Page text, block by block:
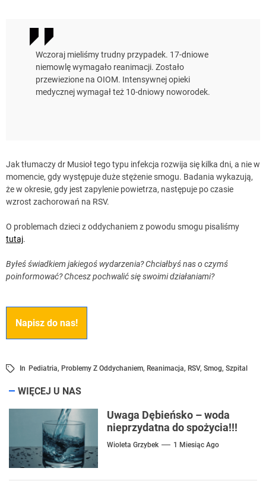
Wczoraj mieliśmy trudny przypadek. 17-dniowe
niemowlę wymagało reanimacji. Zostało
przewiezione na OIOM. Intensywnej opieki
medycznej wymagał też 10-dniowy noworodek.
Jak tłumaczy dr Musioł tego typu infekcja rozwija się kilka dni, a nie w
momencie, gdy występuje duże stężenie smogu. Badania wykazują,
że w okresie, gdy jest zapylenie powietrza, następuje po czasie
wzrost zachorowań na RSV.
O problemach dzieci z oddychaniem z powodu smogu pisaliśmy
tutaj.
Byłeś świadkiem jakiegoś wydarzenia? Chciałbyś nas o czymś
poinformować? Chcesz pochwalić się swoimi działaniami?
Napisz do nas!
In Pediatria, Problemy Z Oddychaniem, Reanimacja, RSV, Smog, Szpital
WIĘCEJ U NAS
Uwaga Dębieńsko – woda
nieprzydatna do spożycia!!!
Wioleta Grzybek 1 Miesiąc Ago